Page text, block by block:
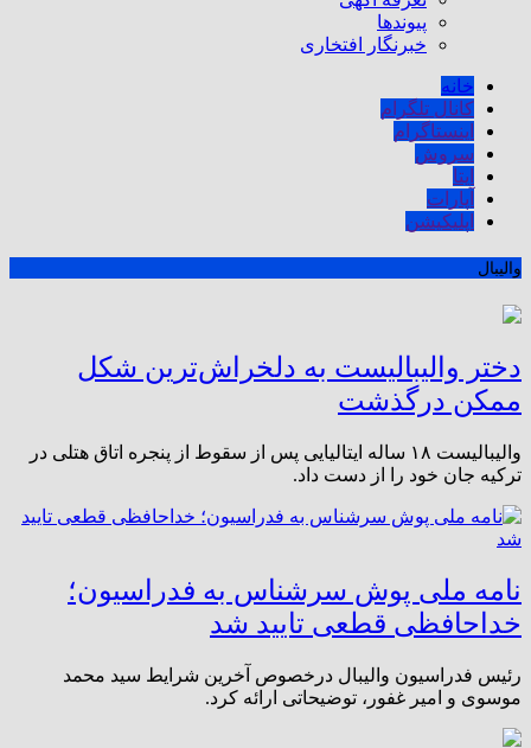
پیوندها
خبرنگار افتخاری
خانه
کانال تلگرام
اینستاگرام
سروش
ایتا
آپارات
اپلیکیشن
والیبال
دختر والیبالیست به دلخراش‌ترین شکل
ممکن درگذشت
والیبالیست ۱۸ ساله ایتالیایی پس از سقوط از پنجره اتاق هتلی در
ترکیه جان خود را از دست داد.
نامه ملی پوش سرشناس به فدراسیون؛
خداحافظی قطعی تایید شد
رئیس فدراسیون والیبال درخصوص آخرین شرایط سید محمد
موسوی و امیر غفور، توضیحاتی ارائه کرد.